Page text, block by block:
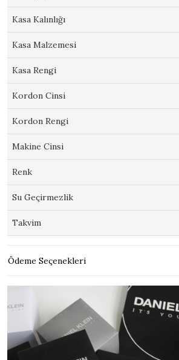
Kasa Kalınlığı
Kasa Malzemesi
Kasa Rengi
Kordon Cinsi
Kordon Rengi
Makine Cinsi
Renk
Su Geçirmezlik
Takvim
Ödeme Seçenekleri